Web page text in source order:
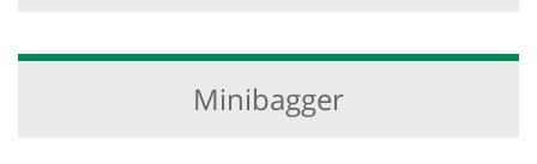
Minibagger